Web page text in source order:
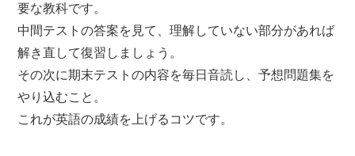
要な教科です。
中間テストの答案を見て、理解していない部分があれば
解き直して復習しましょう。
その次に期末テストの内容を毎日音読し、予想問題集を
やり込むこと。
これが英語の成績を上げるコツです。